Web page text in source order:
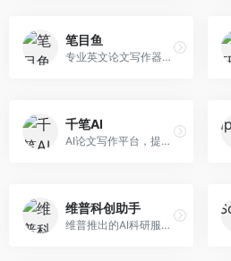
笔目鱼
专业英文论文写作器，支持学术论文全流程。面向留学生和国际期刊投稿者，提供英文论文撰写、润色、格式调整等服务，学术英语表达规范。
千笔AI
AI论文写作平台，提供无限改稿服务。面向高校学生和学术研究者，支持论文选题、大纲生成、内容撰写、查重修改等全流程服务，改稿次数不限，服务质量有保障。
维普科创助手
维普推出的AI科研服务平台，整合学术资源与智能写作。面向科研人员和高校师生，提供文献检索、论文写作、查重检测等一站式服务，学术资源权威可靠。